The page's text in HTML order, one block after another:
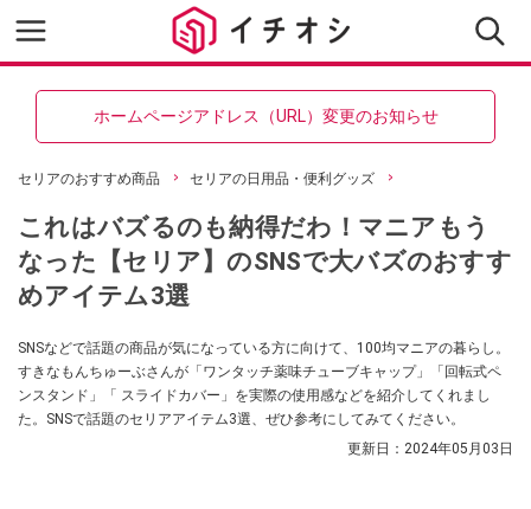
ホームページアドレス（URL）変更のお知らせ
セリアのおすすめ商品 セリアの日用品・便利グッズ
これはバズるのも納得だわ！マニアもう
なった【セリア】のSNSで大バズのおすす
めアイテム3選
SNSなどで話題の商品が気になっている方に向けて、100均マニアの暮らし。
すきなもんちゅーぶさんが「ワンタッチ薬味チューブキャップ」「回転式ペ
ンスタンド」「 スライドカバー」を実際の使用感などを紹介してくれまし
た。SNSで話題のセリアアイテム3選、ぜひ参考にしてみてください。
更新日： 2024年05月03日